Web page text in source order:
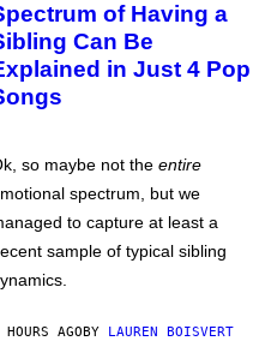
of Having a
Can Be
in Just 4 Pop
so maybe not the entire
spectrum, but we
to capture at least a
sample of typical sibling
AGOBY LAUREN BOISVERT